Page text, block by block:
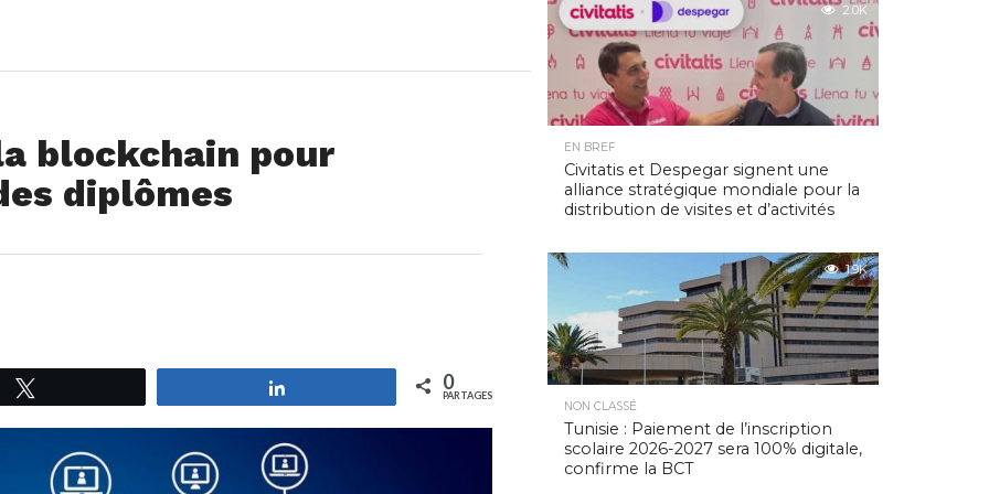
blockchain pour
diplômes
0
PARTAGES
2.0K
EN BREF
Civitatis et Despegar signent une
alliance stratégique mondiale pour la
distribution de visites et d’activités
1.9K
NON CLASSÉ
Tunisie : Paiement de l’inscription
scolaire 2026-2027 sera 100% digitale,
confirme la BCT